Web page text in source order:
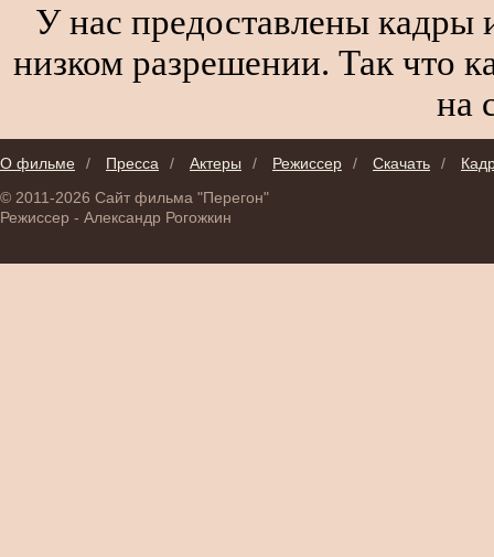
У нас предоставлены кадры
низком разрешении. Так что
на
О фильме / Пресса / Актеры / Режиссер / Скачать /
© 2011-2026 Сайт фильма "Перегон"
Режиссер - Александр Рогожкин